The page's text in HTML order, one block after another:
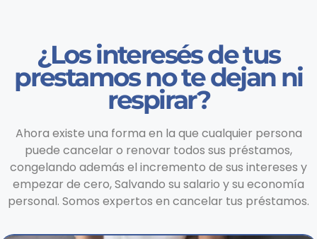
¿Los interesés de tus
prestamos no te dejan ni
respirar?
Ahora existe una forma en la que cualquier persona
puede cancelar o renovar todos sus préstamos,
congelando además el incremento de sus intereses y
empezar de cero, Salvando su salario y su economía
personal. Somos expertos en cancelar tus préstamos.